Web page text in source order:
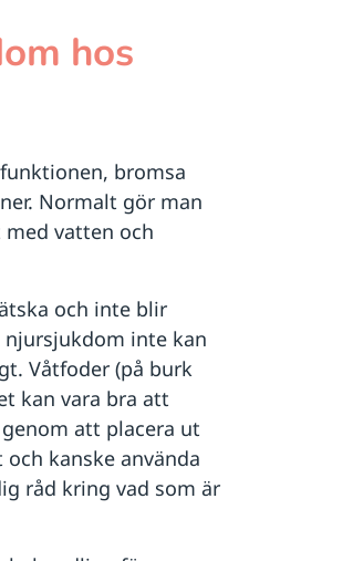
hos
bromsa
Normalt gör man
vatten och
och inte blir
inte kan
Våtfoder (på burk
kan vara bra att
att placera ut
kanske använda
råd kring vad som är